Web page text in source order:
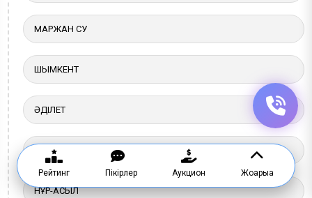
МАРЖАН СУ
ШЫМКЕНТ
ӘДІЛЕТ
КЕРУЕН
НҰР-АСЫЛ
Рейтинг Пікірлер Аукцион Жоғарыға